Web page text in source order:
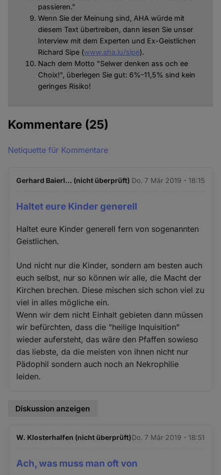
passieren."
Wenn Sie der Meinung sind, AHA würde mit
diesem Text übertreiben, dann lesen Sie unser
Interview mit dem Experten und Ex-Geistlichen
Richard Sipe (www.aha.lu/sipe).
Nach dem Motto "Selwer denken ass och ee
Choix!", überlegen Sie gut: 6%–11,5% sind kein
geringes Risiko!
Kommentare (25)
Netiquette für Kommentare
Gerhard Baierl… (nicht überprüft) Do. 7 Mär 2019 - 18:15
Haltet eure Kinder generell
Haltet eure Kinder generell fern von sogenannten
Geistlichen.
Und nicht nur die Kinder, sondern am besten auch
euch selbst, nur so können wir alle, die Macht der
Kirchen brechen. Diese mischen sich schon viel zu
viel in alles mögliche ein.
Wenn wir dem nicht Einhalt gebieten dann müssen
wir befürchten, dass die "heilige Inquisition"
wieder aufersteht, das wäre den Pfaffen sowieso
das liebste, da die meisten von ihnen nicht nur
Pädophil sondern auch noch an Nekrophilie
leiden.
Diskussion anzeigen
W. Klosterhalfen (nicht überprüft)Do. 7 Mär 2019 - 18:51
Ach, was muss man oft von